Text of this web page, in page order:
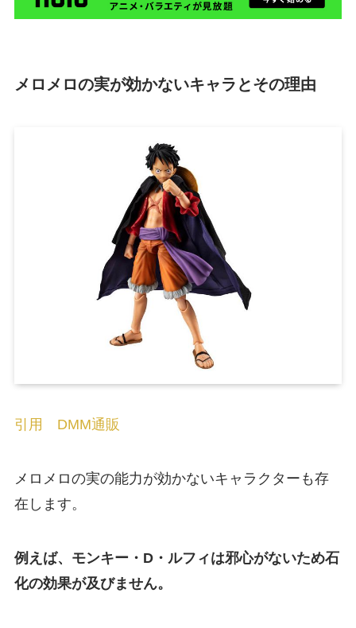
メロメロの実が効かないキャラとその理由
引用 DMM通販
メロメロの実の能力が効かないキャラクターも存
在します。
例えば、モンキー・D・ルフィは邪心がないため石
化の効果が及びません。